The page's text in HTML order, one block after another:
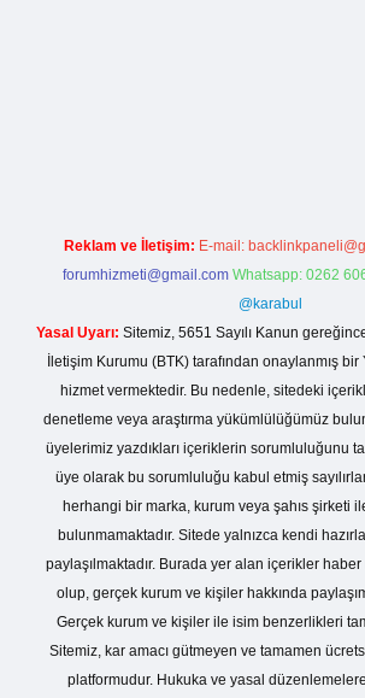
Reklam ve İletişim: E-mail:
forumhizmeti@gmail.com Whatsapp: 0262
@karabul
Yasal Uyarı: Sitemiz, 5651 Sayılı Kanun
İletişim Kurumu (BTK) tarafından onaylanmış bir
hizmet vermektedir. Bu nedenle, sitedeki
denetleme veya araştırma yükümlülüğümüz
üyelerimiz yazdıkları içeriklerin sorumluluğunu
üye olarak bu sorumluluğu kabul etmiş
herhangi bir marka, kurum veya şahıs şirketi
bulunmamaktadır. Sitede yalnızca kendi
paylaşılmaktadır. Burada yer alan içerikler
olup, gerçek kurum ve kişiler hakkında
Gerçek kurum ve kişiler ile isim benzerlikleri
Sitemiz, kar amacı gütmeyen ve tamamen
platformudur. Hukuka ve yasal